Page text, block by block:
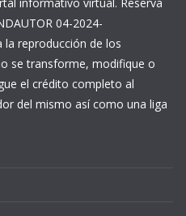
04-2024-
la reproducción de los
se transforme, modifique o
el crédito completo al
del mismo así como una liga